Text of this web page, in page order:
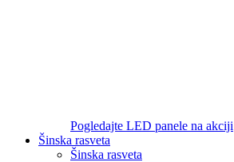
Pogledajte LED panele na akciji
Šinska rasveta
Šinska rasveta